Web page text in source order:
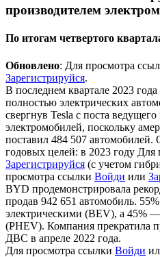
производителем
По итогам четвертого
Обновлено: Для просмотра
Зарегистрируйся.
В последнем квартале 2023
полностью электрических
свергнув Tesla с поста
электромобилей, поскольку
поставил 484 507
годовых целей: в 2023 году Для
Зарегистрируйся (с учетом
просмотра ссылки Войди или
BYD продемонстрировала
продав 942 651 автомобиль.
электрическими (BEV), а 45%
(PHEV). Компания прекратила
ДВС в апреле 2022 года.
Для просмотра ссылки Войди